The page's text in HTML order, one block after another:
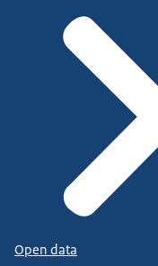
Open data